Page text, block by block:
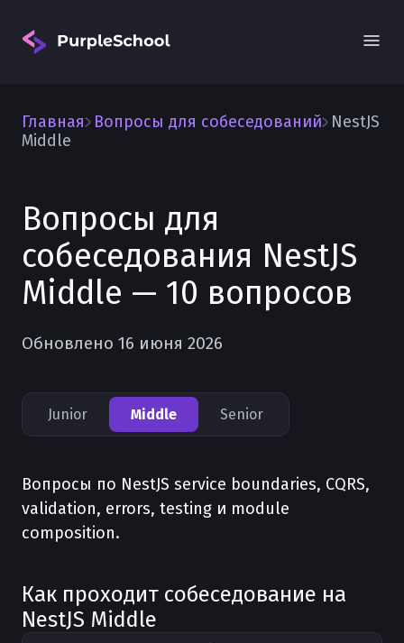
Вход
Главная Вопросы для собеседований NestJS
Middle
Вопросы для
собеседования NestJS
Middle — 10 вопросов
Обновлено 16 июня 2026
Junior Middle Senior
Вопросы по NestJS service boundaries, CQRS,
validation, errors, testing и module
composition.
Как проходит собеседование на
NestJS Middle